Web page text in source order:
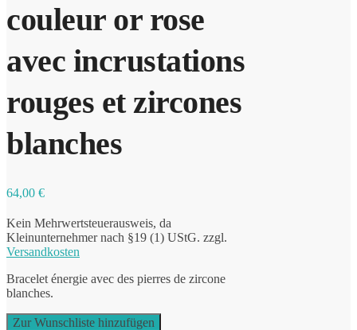
couleur or rose
avec incrustations
rouges et zircones
blanches
64,00 €
Kein Mehrwertsteuerausweis, da
Kleinunternehmer nach §19 (1) UStG. zzgl.
Versandkosten
Bracelet énergie avec des pierres de zircone
blanches.
Zur Wunschliste hinzufügen